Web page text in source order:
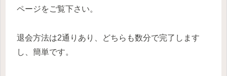
ページをご覧下さい。
退会方法は2通りあり、どちらも数分で完了します
し、簡単です。